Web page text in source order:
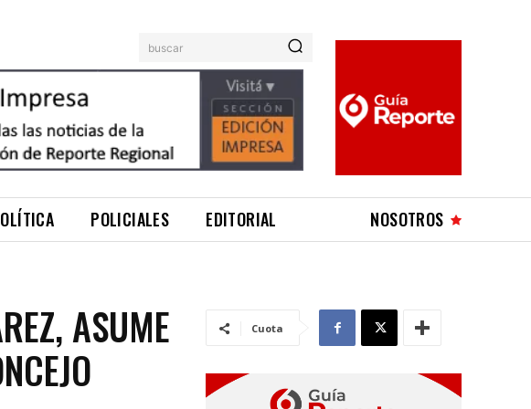
buscar
POLICIALES EDITORIAL NOSOTROS
ASUME
Cuota